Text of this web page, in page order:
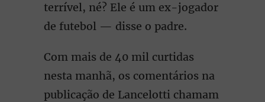
terrível, né? Ele é um ex-jogador
de futebol — disse o padre.
Com mais de 40 mil curtidas
nesta manhã, os comentários na
publicação de Lancelotti chamam